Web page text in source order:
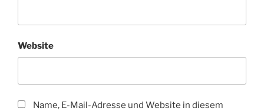
Website
Name, E-Mail-Adresse und Website in diesem